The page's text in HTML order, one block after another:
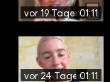
vor 19 Tagen01:11
vor 24 Tagen01:11